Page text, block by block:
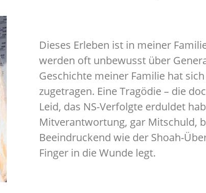
Dieses Erleben ist in meiner
werden oft unbewusst über
Geschichte meiner Familie hat
zugetragen. Eine Tragödie – die
Leid, das NS-Verfolgte erduldet
Mitverantwortung, gar Mitschuld,
Beeindruckend wie der Shoah-
Finger in die Wunde legt.